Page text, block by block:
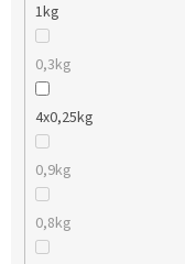
1kg
0,3kg
4x0,25kg
0,9kg
0,8kg